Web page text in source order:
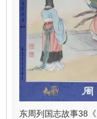
东周列国志故事38